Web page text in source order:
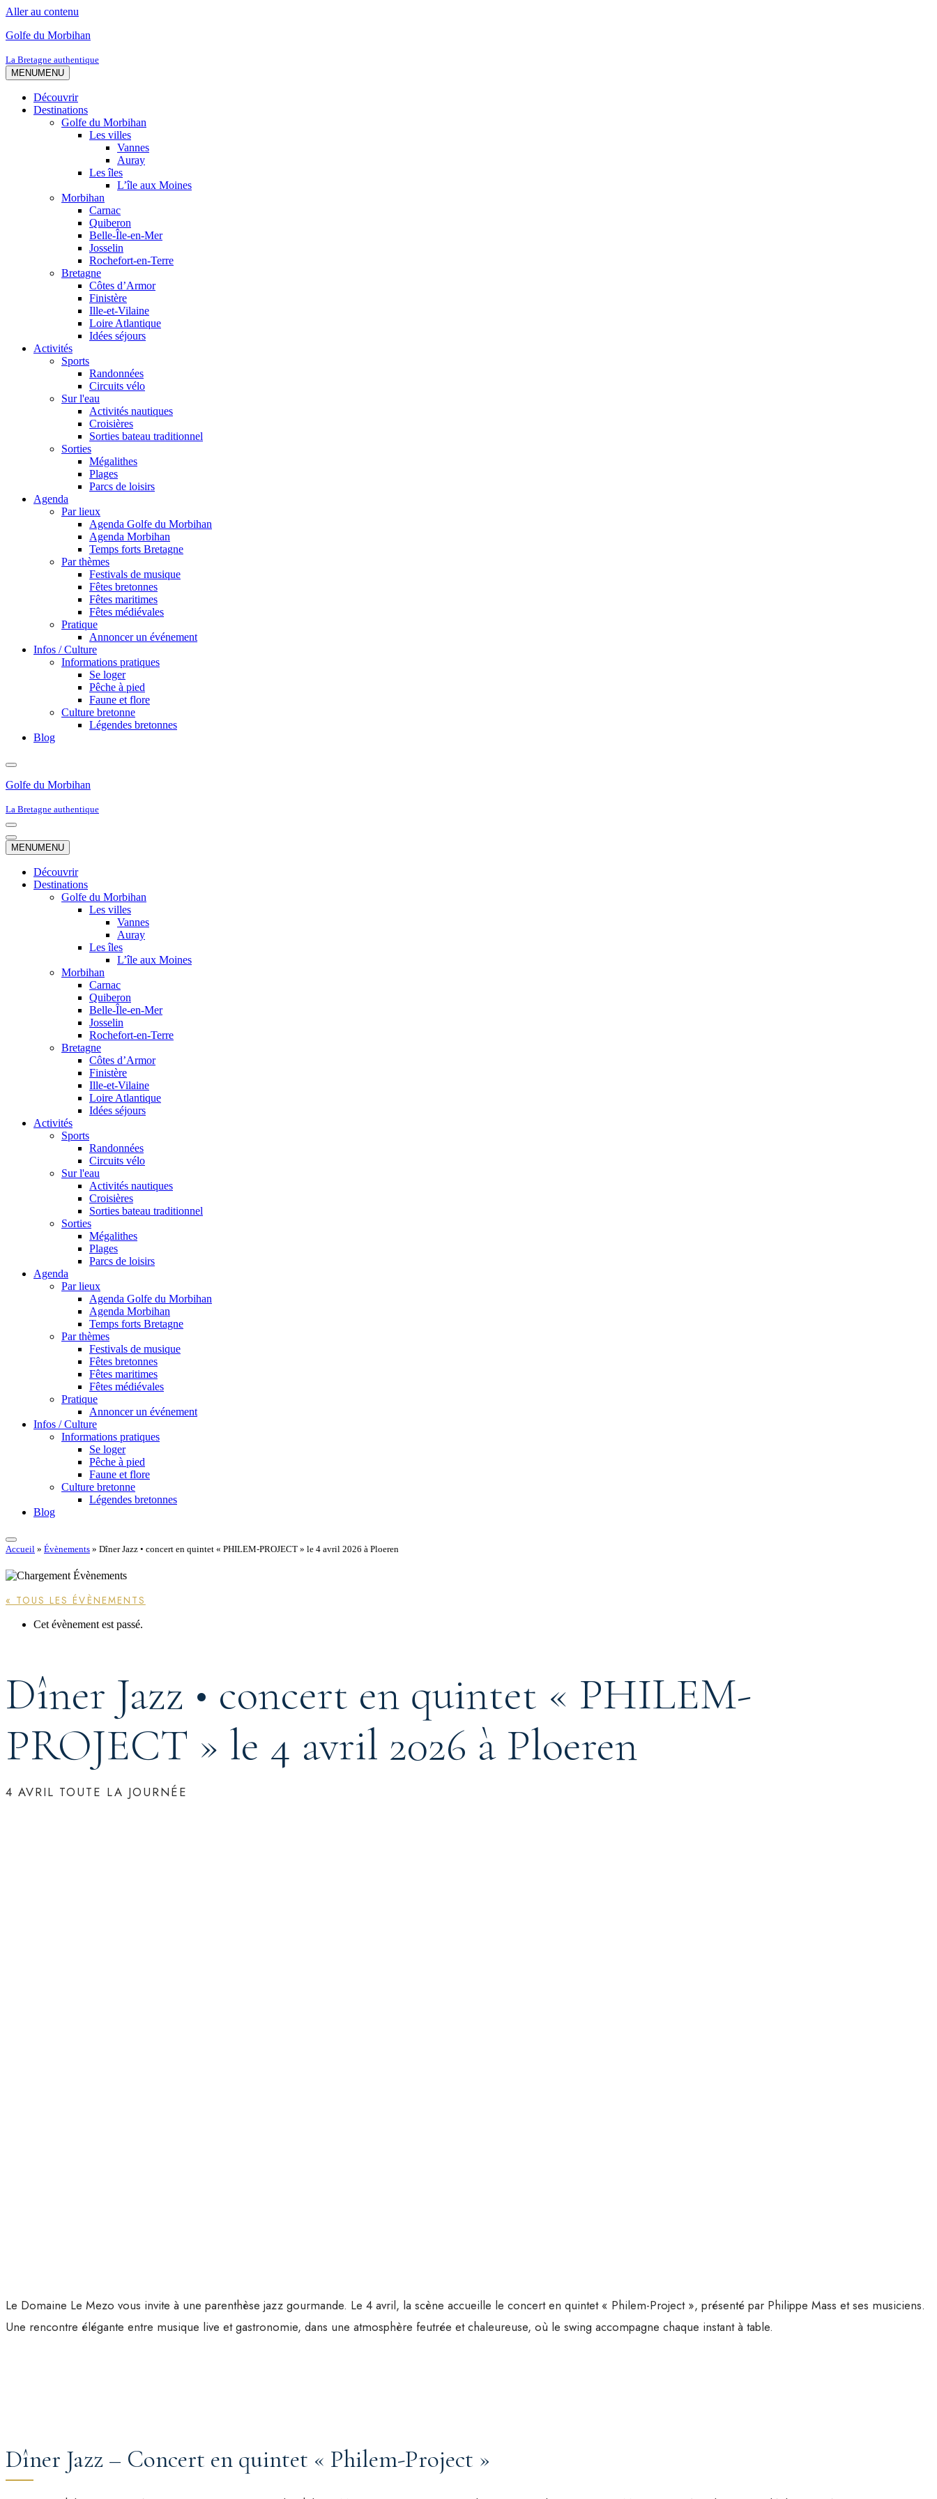
Aller au contenu
Golfe du Morbihan
La Bretagne authentique
MENUMENU
Découvrir
Destinations
Golfe du Morbihan
Les villes
Vannes
Auray
Les îles
L’île aux Moines
Morbihan
Carnac
Quiberon
Belle-Île-en-Mer
Josselin
Rochefort-en-Terre
Bretagne
Côtes d’Armor
Finistère
Ille-et-Vilaine
Loire Atlantique
Idées séjours
Activités
Sports
Randonnées
Circuits vélo
Sur l'eau
Activités nautiques
Croisières
Sorties bateau traditionnel
Sorties
Mégalithes
Plages
Parcs de loisirs
Agenda
Par lieux
Agenda Golfe du Morbihan
Agenda Morbihan
Temps forts Bretagne
Par thèmes
Festivals de musique
Fêtes bretonnes
Fêtes maritimes
Fêtes médiévales
Pratique
Annoncer un événement
Infos / Culture
Informations pratiques
Se loger
Pêche à pied
Faune et flore
Culture bretonne
Légendes bretonnes
Blog
Golfe du Morbihan
La Bretagne authentique
Menu
de
navigation
Menu
de
MENUMENU
Découvrir
Destinations
Golfe du Morbihan
Les villes
Vannes
Auray
Les îles
L’île aux Moines
Morbihan
Carnac
Quiberon
Belle-Île-en-Mer
Josselin
Rochefort-en-Terre
Bretagne
Côtes d’Armor
Finistère
Ille-et-Vilaine
Loire Atlantique
Idées séjours
Activités
Sports
Randonnées
Circuits vélo
Sur l'eau
Activités nautiques
Croisières
Sorties bateau traditionnel
Sorties
Mégalithes
Plages
Parcs de loisirs
Agenda
Par lieux
Agenda Golfe du Morbihan
Agenda Morbihan
Temps forts Bretagne
Par thèmes
Festivals de musique
Fêtes bretonnes
Fêtes maritimes
Fêtes médiévales
Pratique
Annoncer un événement
Infos / Culture
Informations pratiques
Se loger
Pêche à pied
Faune et flore
Culture bretonne
Légendes bretonnes
Blog
Accueil » Évènements » Dîner Jazz • concert en quintet « PHILEM-PROJECT » le 4 avril 2026 à Ploeren
« TOUS LES ÉVÈNEMENTS
Cet évènement est passé.
Dîner Jazz • concert en quintet « PHILEM-
PROJECT » le 4 avril 2026 à Ploeren
4 AVRIL TOUTE LA JOURNÉE
Le Domaine Le Mezo vous invite à une parenthèse jazz gourmande. Le 4 avril, la scène accueille le concert en quintet « Philem-Project », présenté par Philippe Mass et ses musiciens.
Une rencontre élégante entre musique live et gastronomie, dans une atmosphère feutrée et chaleureuse, où le swing accompagne chaque instant à table.
Dîner Jazz – Concert en quintet « Philem-Project »